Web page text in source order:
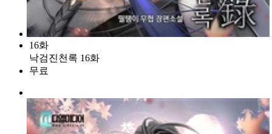
16화
낙검진천록 16화
무료